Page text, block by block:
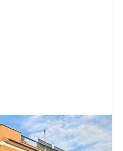
- Capannelle - Quarto